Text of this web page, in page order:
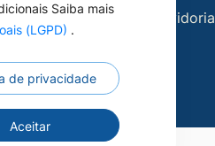
Acesso ao Portal da Ouvidoria
Saiba mais
(LGPD) .
de privacidade
Aceitar